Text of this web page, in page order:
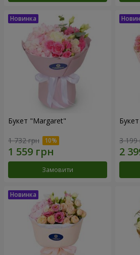
Букет "Margaret"
1 732 грн
Замовити
3 199